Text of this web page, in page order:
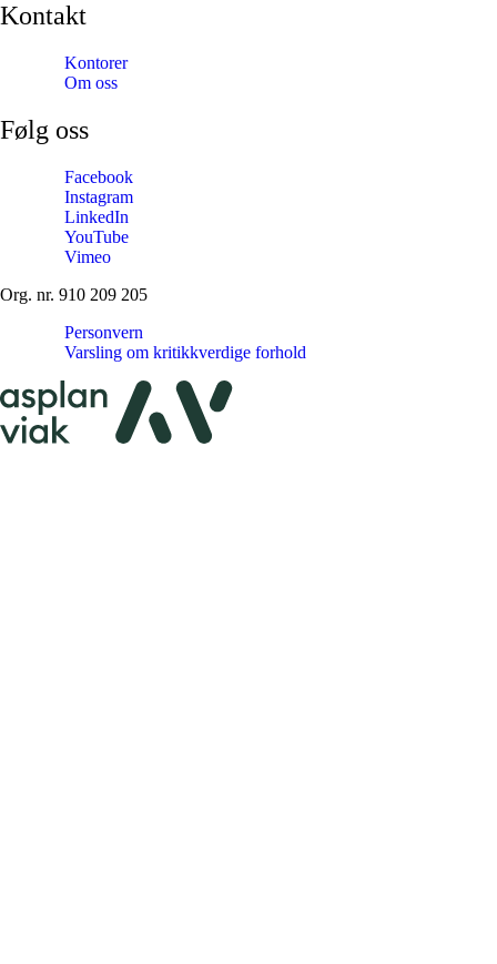
Kontakt
Kontorer
Om oss
Følg oss
Facebook
Instagram
LinkedIn
YouTube
Vimeo
Org. nr. 910 209 205
Personvern
Varsling om kritikkverdige forhold